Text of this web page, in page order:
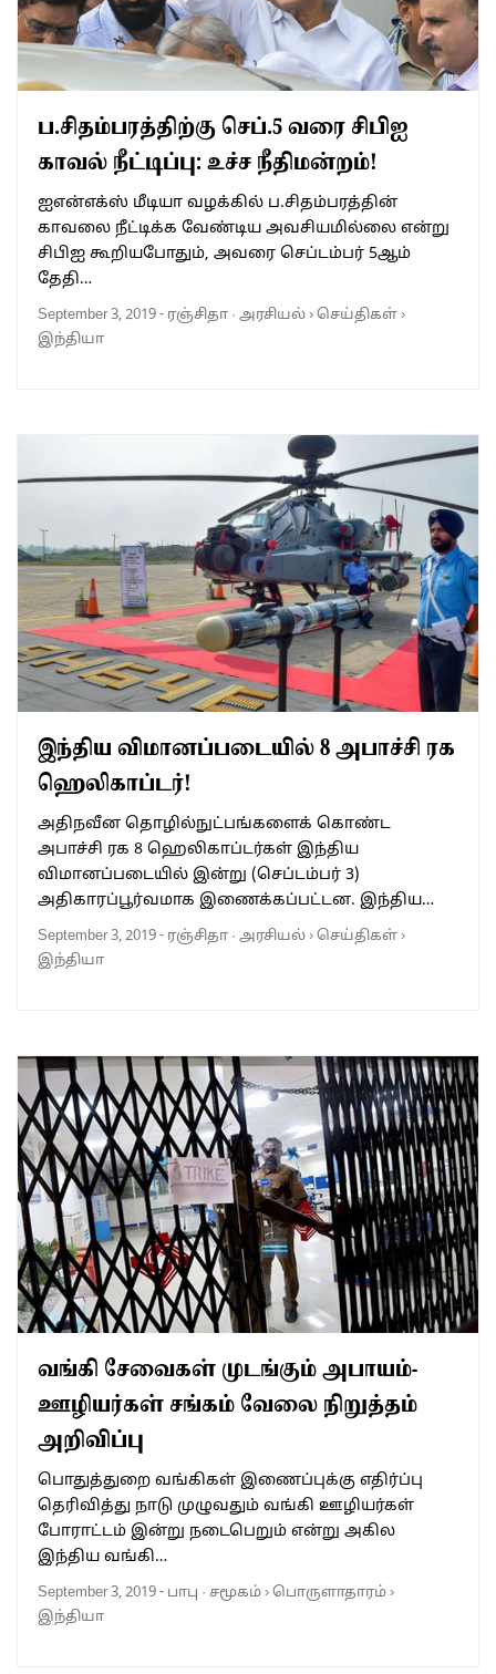
ப.சிதம்பரத்திற்கு செப்.5 வரை சிபிஐ
காவல் நீட்டிப்பு: உச்ச நீதிமன்றம்!
ஐஎன்எக்ஸ் மீடியா வழக்கில் ப.சிதம்பரத்தின்
காவலை நீட்டிக்க வேண்டிய அவசியமில்லை என்று
சிபிஐ கூறியபோதும், அவரை செப்டம்பர் 5ஆம்
தேதி…
September 3, 2019- ரஞ்சிதா · அரசியல்›செய்திகள்›
இந்தியா
இந்திய விமானப்படையில் 8 அபாச்சி ரக
ஹெலிகாப்டர்!
அதிநவீன தொழில்நுட்பங்களைக் கொண்ட
அபாச்சி ரக 8 ஹெலிகாப்டர்கள் இந்திய
விமானப்படையில் இன்று (செப்டம்பர் 3)
அதிகாரப்பூர்வமாக இணைக்கப்பட்டன. இந்திய…
September 3, 2019- ரஞ்சிதா · அரசியல்›செய்திகள்›
இந்தியா
வங்கி சேவைகள் முடங்கும் அபாயம்-
ஊழியர்கள் சங்கம் வேலை நிறுத்தம்
அறிவிப்பு
பொதுத்துறை வங்கிகள் இணைப்புக்கு எதிர்ப்பு
தெரிவித்து நாடு முழுவதும் வங்கி ஊழியர்கள்
போராட்டம் இன்று நடைபெறும் என்று அகில
இந்திய வங்கி…
September 3, 2019- பாபு · சமூகம்›பொருளாதாரம்›
இந்தியா